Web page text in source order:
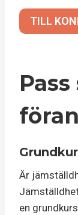
TILL
Är
en